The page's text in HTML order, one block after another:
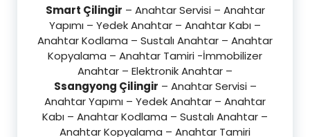
Smart Çilingir – Anahtar Servisi – Anahtar
Yapımı – Yedek Anahtar – Anahtar Kabı –
Anahtar Kodlama – Sustalı Anahtar – Anahtar
Kopyalama – Anahtar Tamiri -İmmobilizer
Anahtar – Elektronik Anahtar –
Ssangyong Çilingir – Anahtar Servisi –
Anahtar Yapımı – Yedek Anahtar – Anahtar
Kabı – Anahtar Kodlama – Sustalı Anahtar –
Anahtar Kopyalama – Anahtar Tamiri